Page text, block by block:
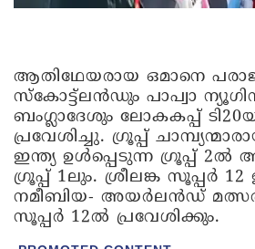
ആതിഥേയരായ ഒമാനെ
സ്കോട്ട്ലൻഡും പാപ്വാ
ബംഗ്ലാദേശും ലോകകപ്പ്
പ്രവേശിച്ചു. ഗ്രൂപ്പ്
ഇന്ത്യ ഉൾപ്പെടുന്ന ഗ്രൂപ്പ്
ഗ്രൂപ്പ് 1ലും. ശ്രീലങ്ക സൂപ്പർ 12
നമീബിയ- അയർലൻഡ്
സൂപ്പർ 12ൽ പ്രവേശിക്കും.